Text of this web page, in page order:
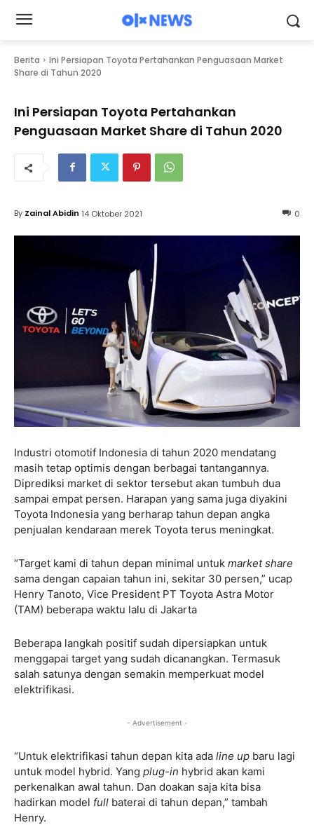
Berita
Ini Persiapan Toyota Pertahankan Penguasaan Market
Share di Tahun 2020
Ini Persiapan Toyota Pertahankan
Penguasaan Market Share di Tahun 2020
0
By Zainal Abidin 14 Oktober 2021
Industri otomotif Indonesia di tahun 2020 mendatang
masih tetap optimis dengan berbagai tantangannya.
Diprediksi market di sektor tersebut akan tumbuh dua
sampai empat persen. Harapan yang sama juga diyakini
Toyota Indonesia yang berharap tahun depan angka
penjualan kendaraan merek Toyota terus meningkat.
“Target kami di tahun depan minimal untuk market share
sama dengan capaian tahun ini, sekitar 30 persen,” ucap
Henry Tanoto, Vice President PT Toyota Astra Motor
(TAM) beberapa waktu lalu di Jakarta
Beberapa langkah positif sudah dipersiapkan untuk
menggapai target yang sudah dicanangkan. Termasuk
salah satunya dengan semakin memperkuat model
elektrifikasi.
- Advertisement -
“Untuk elektrifikasi tahun depan kita ada line up baru lagi
untuk model hybrid. Yang plug-in hybrid akan kami
perkenalkan awal tahun. Dan doakan saja kita bisa
hadirkan model full baterai di tahun depan,” tambah
Henry.